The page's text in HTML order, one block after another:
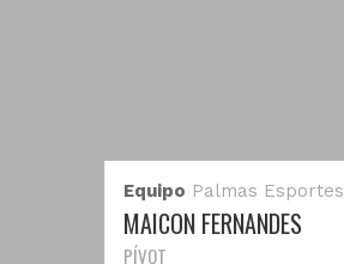
Equipo Palmas Esportes
MAICON FERNANDES
PÍVOT